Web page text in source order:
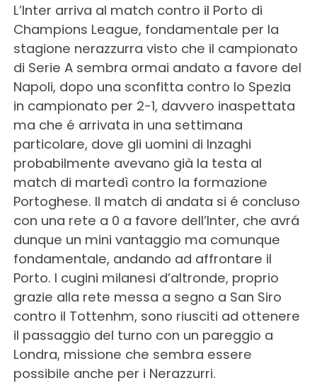
L’Inter arriva al match contro il Porto di
Champions League, fondamentale per la
stagione nerazzurra visto che il campionato
di Serie A sembra ormai andato a favore del
Napoli, dopo una sconfitta contro lo Spezia
in campionato per 2-1, davvero inaspettata
ma che é arrivata in una settimana
particolare, dove gli uomini di Inzaghi
probabilmente avevano già la testa al
match di martedì contro la formazione
Portoghese. Il match di andata si é concluso
con una rete a 0 a favore dell’Inter, che avrá
dunque un mini vantaggio ma comunque
fondamentale, andando ad affrontare il
Porto. I cugini milanesi d’altronde, proprio
grazie alla rete messa a segno a San Siro
contro il Tottenhm, sono riusciti ad ottenere
il passaggio del turno con un pareggio a
Londra, missione che sembra essere
possibile anche per i Nerazzurri.